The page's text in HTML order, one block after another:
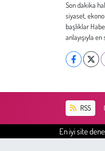
Son dakika
siyaset,
başlıklar
anlayışıyla
RSS
En iyi site